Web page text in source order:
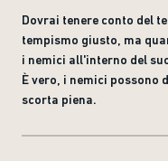
Dovrai tenere conto del
tempismo giusto, ma
i nemici all'interno del
È vero, i nemici possono
scorta piena.